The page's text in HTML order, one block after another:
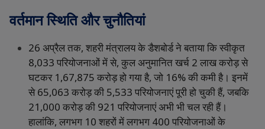
वर्तमानस्थितिऔरचुनौतियां
26 अप्रैलतक, शहरीमंत्रालयकेडैशबोर्डनेबतायाकिस्वीकृत
8,033 परियोजनाओंमेंसे, कुलअनुमानितखर्च ₹2 लाखकरोड़से
घटकर₹1,67,875 करोड़होगयाहै, जो 16%कीकमीहै। इनमें
से ₹65,063 करोड़की 5,533 परियोजनाएंपूरीहोचुकीहैं, जबकि
₹21,000 करोड़की 921 परियोजनाएंअभीभीचलरहीहैं।
हालांकि, लगभग 10 शहरोंमेंलगभग 400 परियोजनाओंके